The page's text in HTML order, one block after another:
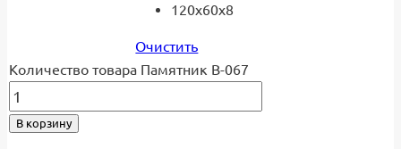
120x60x8
Очистить
Количество товара Памятник В-067
В корзину